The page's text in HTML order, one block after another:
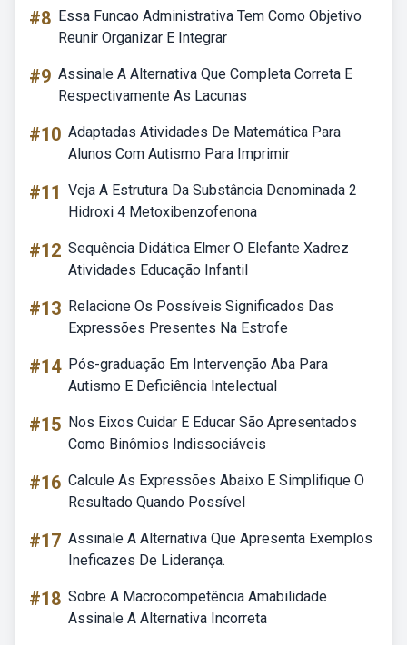
#8 Essa Funcao Administrativa Tem Como Objetivo
Reunir Organizar E Integrar
#9 Assinale A Alternativa Que Completa Correta E
Respectivamente As Lacunas
#10 Adaptadas Atividades De Matemática Para
Alunos Com Autismo Para Imprimir
#11 Veja A Estrutura Da Substância Denominada 2
Hidroxi 4 Metoxibenzofenona
#12 Sequência Didática Elmer O Elefante Xadrez
Atividades Educação Infantil
#13 Relacione Os Possíveis Significados Das
Expressões Presentes Na Estrofe
#14 Pós-graduação Em Intervenção Aba Para
Autismo E Deficiência Intelectual
#15 Nos Eixos Cuidar E Educar São Apresentados
Como Binômios Indissociáveis
#16 Calcule As Expressões Abaixo E Simplifique O
Resultado Quando Possível
#17 Assinale A Alternativa Que Apresenta Exemplos
Ineficazes De Liderança.
#18 Sobre A Macrocompetência Amabilidade
Assinale A Alternativa Incorreta